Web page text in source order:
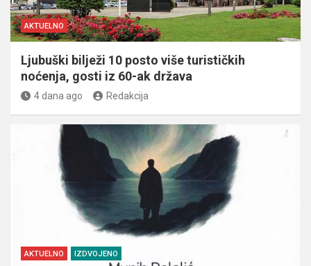
AKTUELNO
Ljubuški bilježi 10 posto više turističkih
noćenja, gosti iz 60-ak država
4 dana ago Redakcija
AKTUELNO IZDVOJENO